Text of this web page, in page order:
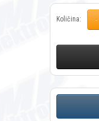
Količina: